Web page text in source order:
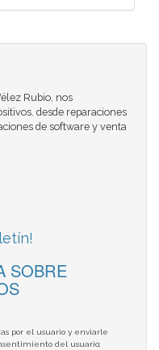
Rubio, nos
desde reparaciones
de software y venta
SOBRE
por el usuario y enviarle
del usuario;